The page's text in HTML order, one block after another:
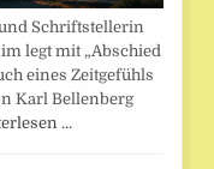
Schriftstellerin
legt mit „Abschied
eines Zeitgefühls
Karl Bellenberg
…